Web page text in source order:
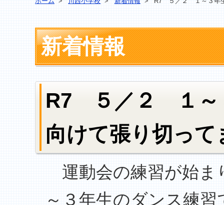
新着情報
R7 ５／２ １～
向けて張り切って
運動会の練習が始ま
～３年生のダンス練